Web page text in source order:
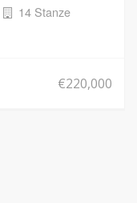
14 Stanze
€220,000